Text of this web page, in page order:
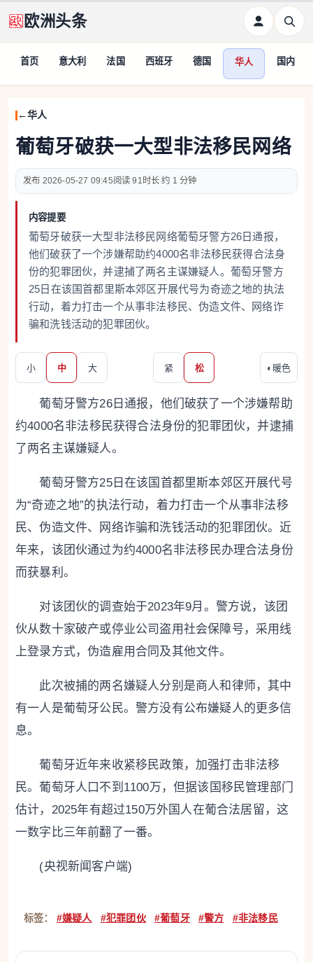
欧洲头条
首页 意大利 法国 西班牙 德国 华人 国内
华人
葡萄牙破获一大型非法移民网络
2026-05-27 09:45 91 约 1 分钟
内容提要
葡萄牙破获一大型非法移民网络葡萄牙警方26日通报，
他们破获了一个涉嫌帮助约4000名非法移民获得合法身
份的犯罪团伙，并逮捕了两名主谋嫌疑人。葡萄牙警方
25日在该国首都里斯本郊区开展代号为奇迹之地的执法
行动，着力打击一个从事非法移民、伪造文件、网络诈
骗和洗钱活动的犯罪团伙。
小 中 大 紧 松 ◐ 暖色
葡萄牙警方26日通报，他们破获了一个涉嫌帮助
约4000名非法移民获得合法身份的犯罪团伙，并逮捕
了两名主谋嫌疑人。
葡萄牙警方25日在该国首都里斯本郊区开展代号
为“奇迹之地”的执法行动，着力打击一个从事非法移
民、伪造文件、网络诈骗和洗钱活动的犯罪团伙。近
年来，该团伙通过为约4000名非法移民办理合法身份
而获暴利。
对该团伙的调查始于2023年9月。警方说，该团
伙从数十家破产或停业公司盗用社会保障号，采用线
上登录方式，伪造雇用合同及其他文件。
此次被捕的两名嫌疑人分别是商人和律师，其中
有一人是葡萄牙公民。警方没有公布嫌疑人的更多信
息。
葡萄牙近年来收紧移民政策，加强打击非法移
民。葡萄牙人口不到1100万，但据该国移民管理部门
估计，2025年有超过150万外国人在葡合法居留，这
一数字比三年前翻了一番。
(央视新闻客户端)
标签： #嫌疑人 #犯罪团伙 #葡萄牙 #警方 #非法移民